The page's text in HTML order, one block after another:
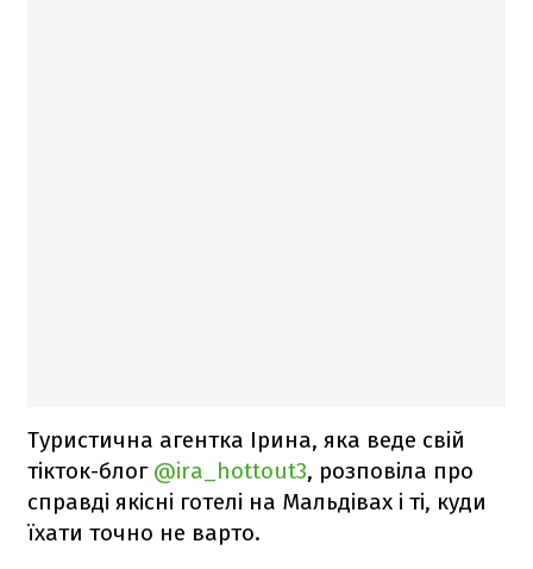
Туристична агентка Ірина, яка веде свій
тікток-блог @ira_hottout3, розповіла про
справді якісні готелі на Мальдівах і ті, куди
їхати точно не варто.